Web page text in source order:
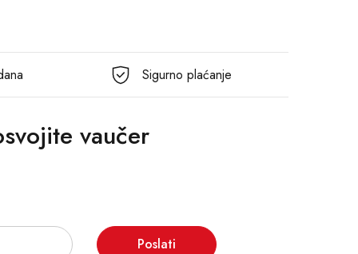
Sigurno plaćanje
vaučer
Poslati